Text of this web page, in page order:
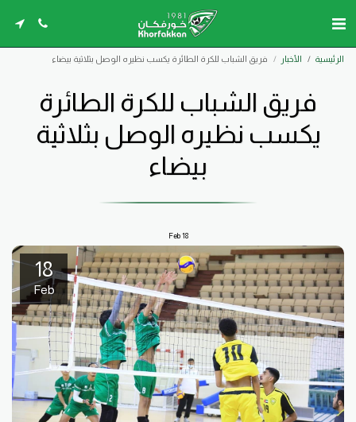
الرئيسية الأخبار فريق الشباب للكرة الطائرة يكسب نظيره الوصل بثلاثية بيضاء
فريق الشباب للكرة الطائرة
يكسب نظيره الوصل بثلاثية
بيضاء
18
Feb
18
Feb